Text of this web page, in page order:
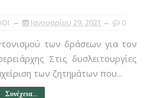
Ιανουαρίου 29, 2021 0
των δράσεων για τον
Στις δυσλειτουργίες
των ζητημάτων που...
Συνέχεια...